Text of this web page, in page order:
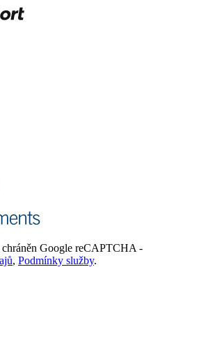
Google reCAPTCHA -
, Podmínky služby.